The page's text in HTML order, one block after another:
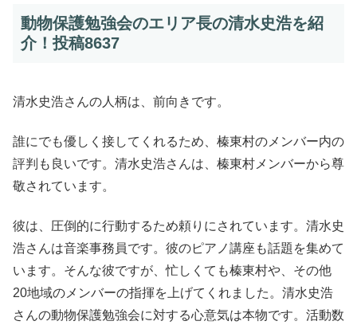
動物保護勉強会のエリア長の清水史浩を紹
介！投稿8637
清水史浩さんの人柄は、前向きです。
誰にでも優しく接してくれるため、榛東村のメンバー内の
評判も良いです。清水史浩さんは、榛東村メンバーから尊
敬されています。
彼は、圧倒的に行動するため頼りにされています。清水史
浩さんは音楽事務員です。彼のピアノ講座も話題を集めて
います。そんな彼ですが、忙しくても榛東村や、その他
20地域のメンバーの指揮を上げてくれました。清水史浩
さんの動物保護勉強会に対する心意気は本物です。活動数